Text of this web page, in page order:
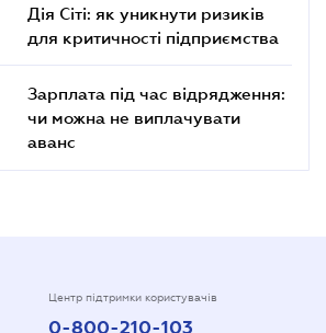
Дія Сіті: як уникнути ризиків
для критичності підприємства
Зарплата під час відрядження:
чи можна не виплачувати
аванс
Центр підтримки користувачів
0-800-210-103